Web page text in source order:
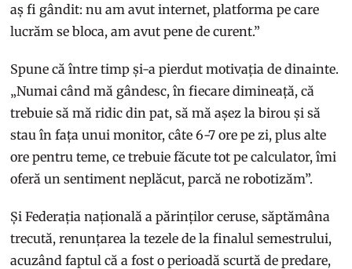
aș fi gândit: nu am avut internet, platforma pe care
lucrăm se bloca, am avut pene de curent.”
Spune că între timp și-a pierdut motivația de dinainte.
„Numai când mă gândesc, în fiecare dimineață, că
trebuie să mă ridic din pat, să mă așez la birou și să
stau în fața unui monitor, câte 6-7 ore pe zi, plus alte
ore pentru teme, ce trebuie făcute tot pe calculator, îmi
oferă un sentiment neplăcut, parcă ne robotizăm”.
Și Federația națională a părinților ceruse, săptămâna
trecută, renunțarea la tezele de la finalul semestrului,
acuzând faptul că a fost o perioadă scurtă de predare,